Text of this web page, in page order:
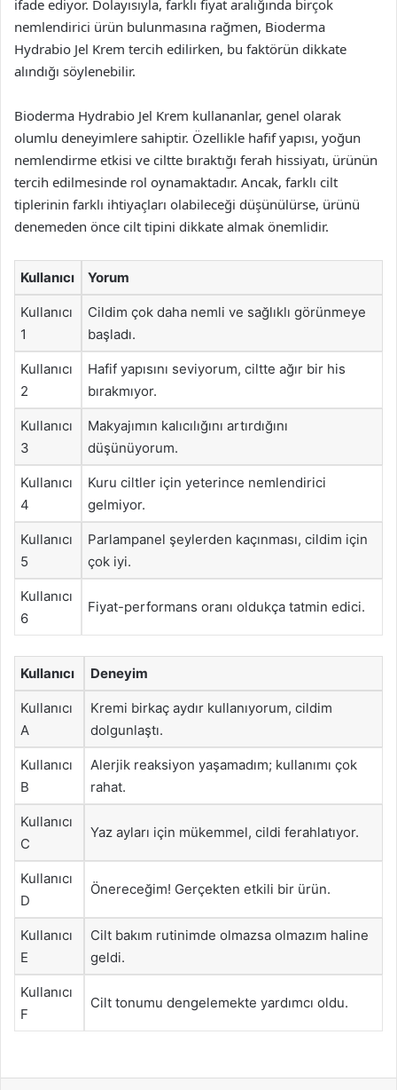
ifade ediyor. Dolayısıyla, farklı fiyat aralığında birçok
nemlendirici ürün bulunmasına rağmen, Bioderma
Hydrabio Jel Krem tercih edilirken, bu faktörün dikkate
alındığı söylenebilir.
Bioderma Hydrabio Jel Krem kullananlar, genel olarak
olumlu deneyimlere sahiptir. Özellikle hafif yapısı, yoğun
nemlendirme etkisi ve ciltte bıraktığı ferah hissiyatı, ürünün
tercih edilmesinde rol oynamaktadır. Ancak, farklı cilt
tiplerinin farklı ihtiyaçları olabileceği düşünülürse, ürünü
denemeden önce cilt tipini dikkate almak önemlidir.
Kullanıcı Yorum
Kullanıcı
1
Cildim çok daha nemli ve sağlıklı görünmeye
başladı.
Kullanıcı
2
Hafif yapısını seviyorum, ciltte ağır bir his
bırakmıyor.
Kullanıcı
3
Makyajımın kalıcılığını artırdığını
düşünüyorum.
Kullanıcı
4
Kuru ciltler için yeterince nemlendirici
gelmiyor.
Kullanıcı
5
Parlampanel şeylerden kaçınması, cildim için
çok iyi.
Kullanıcı
6
Fiyat-performans oranı oldukça tatmin edici.
Kullanıcı Deneyim
Kullanıcı
A
Kremi birkaç aydır kullanıyorum, cildim
dolgunlaştı.
Kullanıcı
B
Alerjik reaksiyon yaşamadım; kullanımı çok
rahat.
Kullanıcı
C
Yaz ayları için mükemmel, cildi ferahlatıyor.
Kullanıcı
D
Önereceğim! Gerçekten etkili bir ürün.
Kullanıcı
E
Cilt bakım rutinimde olmazsa olmazım haline
geldi.
Kullanıcı
F
Cilt tonumu dengelemekte yardımcı oldu.